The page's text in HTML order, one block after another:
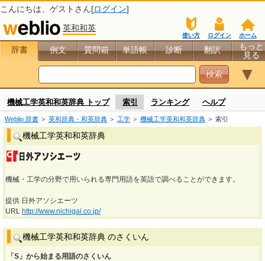
こんにちは、 ゲスト さん[ログイン]
英和和英
ホーム
ログイン
使い方
辞書 例文 質問箱 単語帳 診断 翻訳
もっと
見る
▼
機械工学英和和英辞典 トップ 索引 ランキング ヘルプ
Weblio 辞書 ＞ 英和辞典・和英辞典 ＞ 工学 ＞ 機械工学英和和英辞典 ＞ 索引
機械工学英和和英辞典
機械・工学の分野で用いられる専門用語を英語で調べることができます。
提供 日外アソシエーツ
URL http://www.nichigai.co.jp/
機械工学英和和英辞典 のさくいん
「S」から始まる用語のさくいん